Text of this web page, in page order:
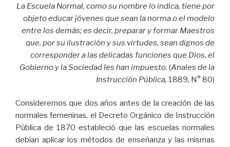
La Escuela Normal, como su nombre lo indica, tiene por
objeto educar jóvenes que sean la norma o el modelo
entre los demás; es decir, preparar y formar Maestros
que, por su ilustración y sus virtudes, sean dignos de
corresponder a las delicadas funciones que Dios, el
Gobierno y la Sociedad les han impuesto. (Anales de la
Instrucción Pública, 1889, N° 80)
Consideremos que dos años antes de la creación de las
normales femeninas, el Decreto Orgánico de Instrucción
Pública de 1870 estableció que las escuelas normales
debían aplicar los métodos de enseñanza y las mismas